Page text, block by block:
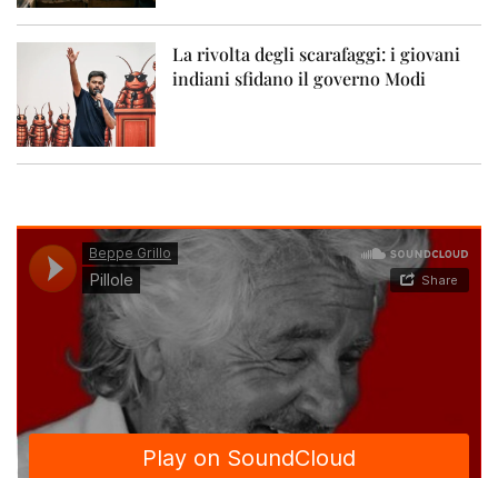
La rivolta degli scarafaggi: i giovani
indiani sfidano il governo Modi